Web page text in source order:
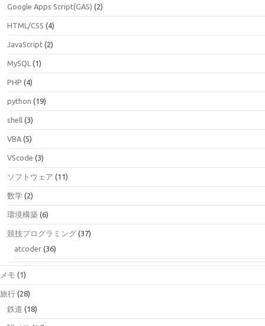
Google Apps Script(GAS) (2)
HTML/CSS (4)
JavaScript (2)
MySQL (1)
PHP (4)
python (19)
shell (3)
VBA (5)
VScode (3)
ソフトウェア (11)
数学 (2)
環境構築 (6)
競技プログラミング (37)
atcoder (36)
メモ (1)
旅行 (28)
鉄道 (18)